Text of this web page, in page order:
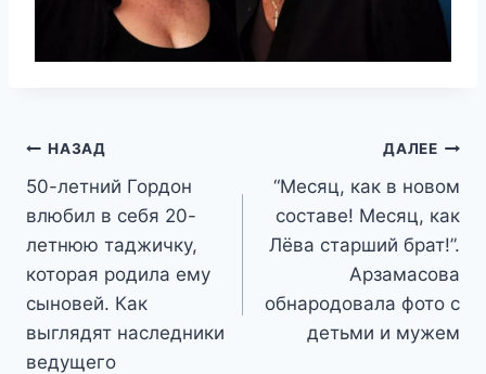
Навигация
по
записям
НАЗАД
50-летний Гордон
влюбил в себя 20-
летнюю таджичку,
которая родила ему
сыновей. Как
выглядят наследники
ведущего
ДАЛЕЕ
“Месяц, как в новом
составе! Месяц, как
Лёва старший брат!”.
Арзамасова
обнародовала фото с
детьми и мужем